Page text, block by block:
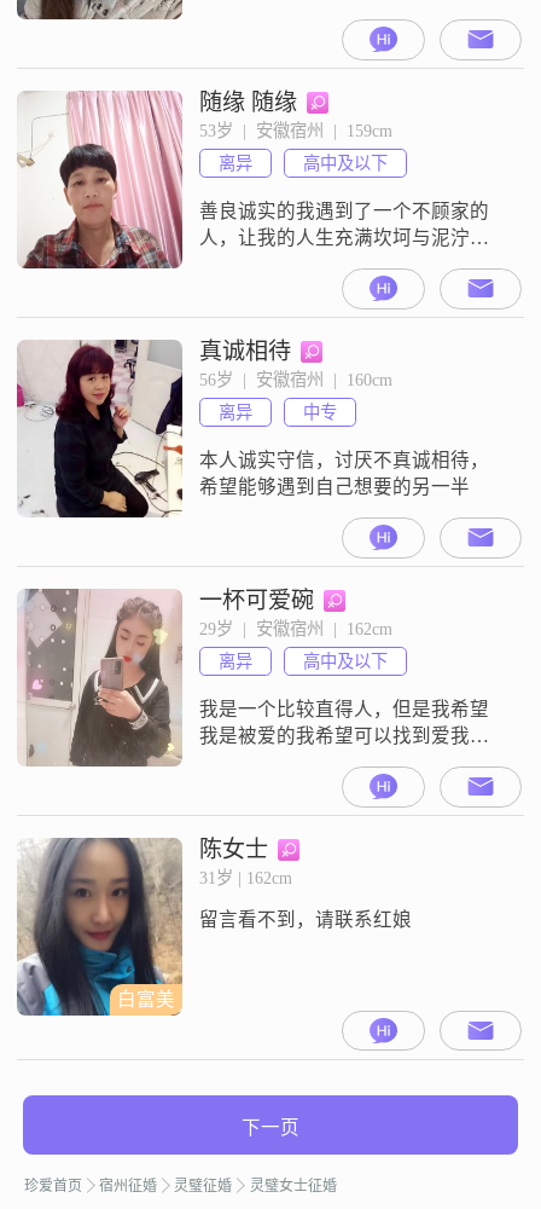
家人聊天.听音乐.看书。一直想去旅
行到处看看，我路痴，所以要有人
带着，如果你也有这种想法，不如
约个时间同路.....
随缘 随缘
53岁  |  安徽宿州  |  159cm
离异
高中及以下
善良诚实的我遇到了一个不顾家的
人，让我的人生充满坎坷与泥泞，
输得一踏糊涂，借这个平台希望能
让我生活充满希望，能避风的港
湾，我太累了
真诚相待
56岁  |  安徽宿州  |  160cm
离异
中专
本人诚实守信，讨厌不真诚相待，
希望能够遇到自己想要的另一半
一杯可爱碗
29岁  |  安徽宿州  |  162cm
离异
高中及以下
我是一个比较直得人，但是我希望
我是被爱的我希望可以找到爱我并
且爱我孩子的人，上段婚姻被伤得
遍体鳞伤，前世欠他的我还清了，
我在等一个人欠我的，然后我好好
爱你??
白富美
陈女士
31岁 | 162cm
留言看不到，请联系红娘
下一页
珍爱首页 宿州征婚 灵璧征婚 灵璧女士征婚